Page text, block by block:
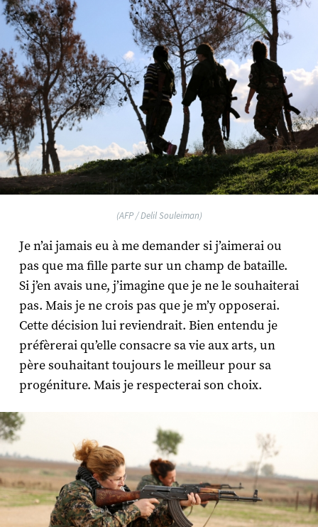
(AFP / Delil Souleiman)
Je n’ai jamais eu à me demander si j’aimerai ou
pas que ma fille parte sur un champ de bataille.
Si j’en avais une, j’imagine que je ne le souhaiterai
pas. Mais je ne crois pas que je m’y opposerai.
Cette décision lui reviendrait. Bien entendu je
préfèrerai qu’elle consacre sa vie aux arts, un
père souhaitant toujours le meilleur pour sa
progéniture. Mais je respecterai son choix.